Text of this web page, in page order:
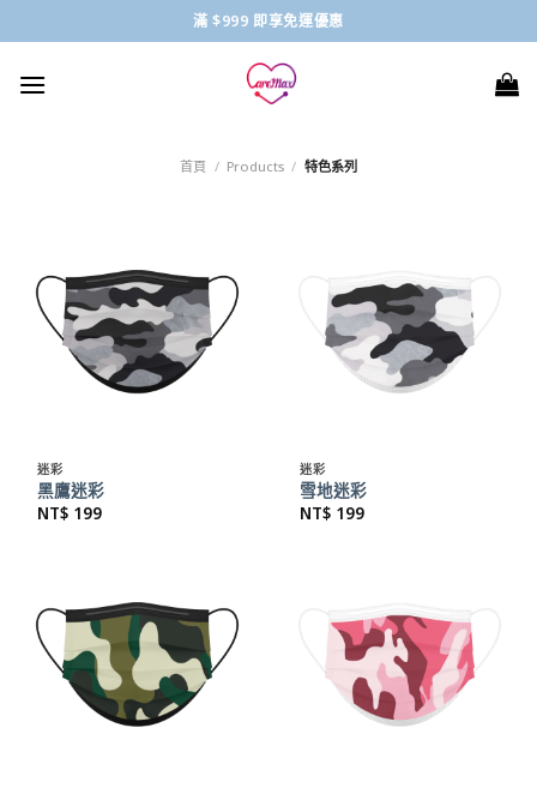
to
content
滿 $999 即享免運優惠
首頁 / Products / 特色系列
迷彩
黑鷹迷彩
NT$ 199
迷彩
雪地迷彩
NT$ 199